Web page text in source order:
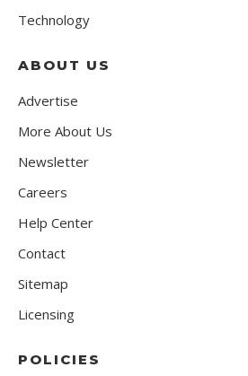
Technology
ABOUT US
Advertise
More About Us
Newsletter
Careers
Help Center
Contact
Sitemap
Licensing
POLICIES